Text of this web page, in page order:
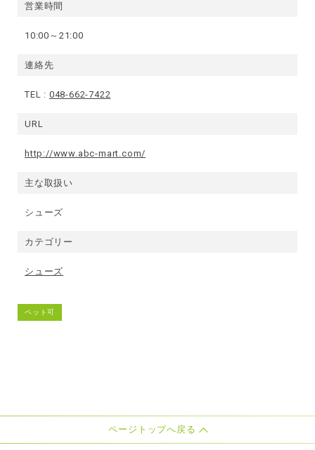
営業時間
10:00～21:00
連絡先
TEL : 048-662-7422
URL
http://www.abc-mart.com/
主な取扱い
シューズ
カテゴリー
シューズ
ペット可
ページトップへ戻る